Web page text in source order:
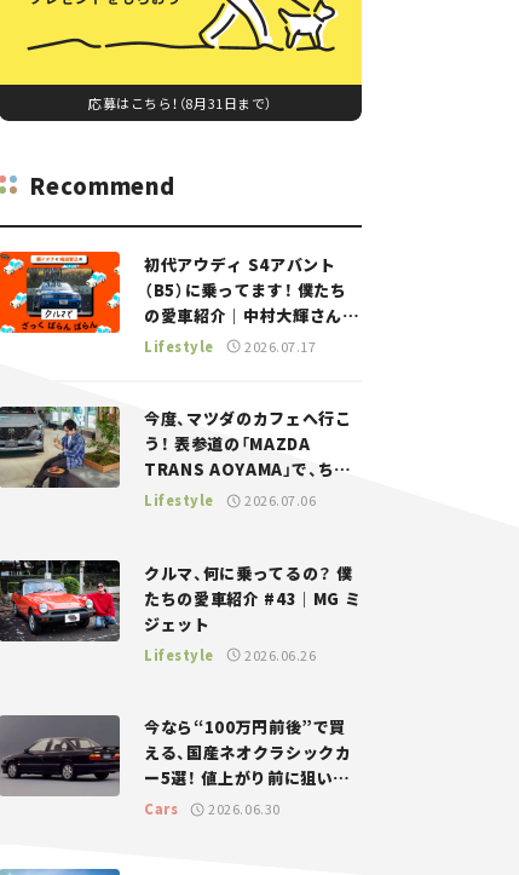
応募はこちら！（8月31日まで）
Recommend
初代アウディ S4アバント
（B5）に乗ってます！ 僕たち
の愛車紹介｜中村大輝さん
——瀬イオナと嶋田智之の
Lifestyle 2026.07.17
今度、マツダのカフェへ行こ
う！ 表参道の「MAZDA
TRANS AOYAMA」で、ちょ
っとひと息。——連載｜CCG
Lifestyle 2026.07.06
クルマ、何に乗ってるの？ 僕
たちの愛車紹介 #43｜MG ミ
ジェット
Lifestyle 2026.06.26
今なら“100万円前後”で買
える、国産ネオクラシックカ
ー5選！ 値上がり前に狙いた
い、中古車探しをお手伝い――ち
Cars 2026.06.30